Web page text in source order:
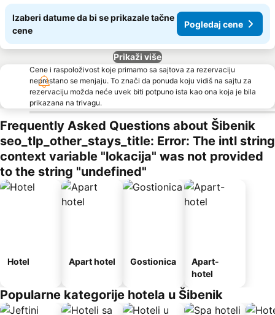
Izaberi datume da bi se prikazale tačne
cene
Pogledaj cene
Prikaži više
Cene i raspoloživost koje primamo sa sajtova za rezervaciju
neprestano se menjaju. To znači da ponuda koju vidiš na sajtu za
rezervaciju možda neće uvek biti potpuno ista kao ona koja je bila
prikazana na trivagu.
Frequently Asked Questions about Šibenik
seo_tlp_other_stays_title: Error: The intl string
context variable "lokacija" was not provided
to the string "undefined"
Hotel Apart hotel Gostionica
Apart-
hotel
Popularne kategorije hotela u Šibenik